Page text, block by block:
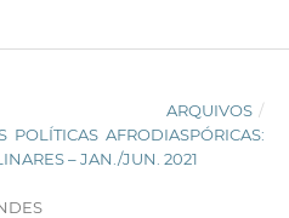
ARQUIVOS /
AFRODIASPÓRICAS:
– JAN./JUN. 2021